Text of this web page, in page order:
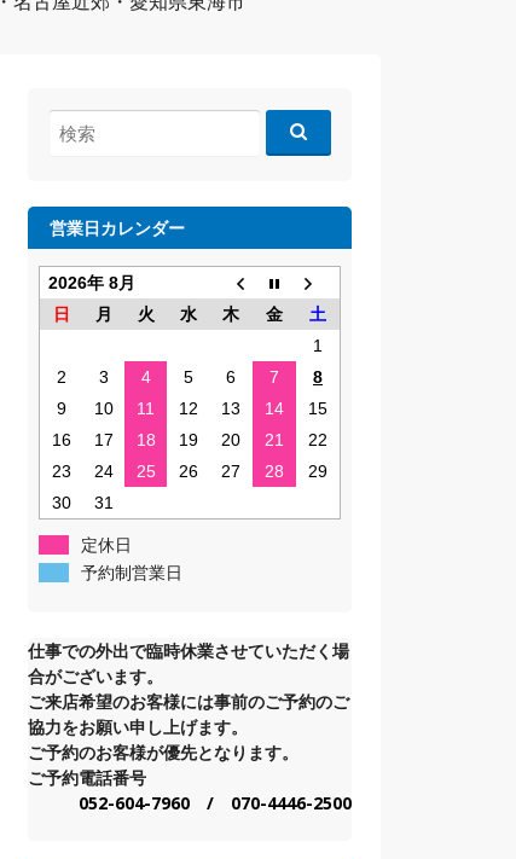
検
索:
営業日カレンダー
2026年 8月
日
月 火 水 木 金
土
1
2
3 4 5 6 7
8
9
10 11 12 13 14
15
16
17 18 19 20 21
22
23
24 25 26 27 28
29
30
31
定休日
予約制営業日
仕事での外出で臨時休業させていただく場
合がございます。
ご来店希望のお客様には事前のご予約のご
協力をお願い申し上げます。
ご予約のお客様が優先となります。
ご予約電話番号
052-604-7960 / 070-4446-2500